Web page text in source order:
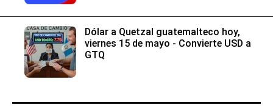
Dólar a Quetzal guatemalteco hoy,
viernes 15 de mayo - Convierte USD a
GTQ